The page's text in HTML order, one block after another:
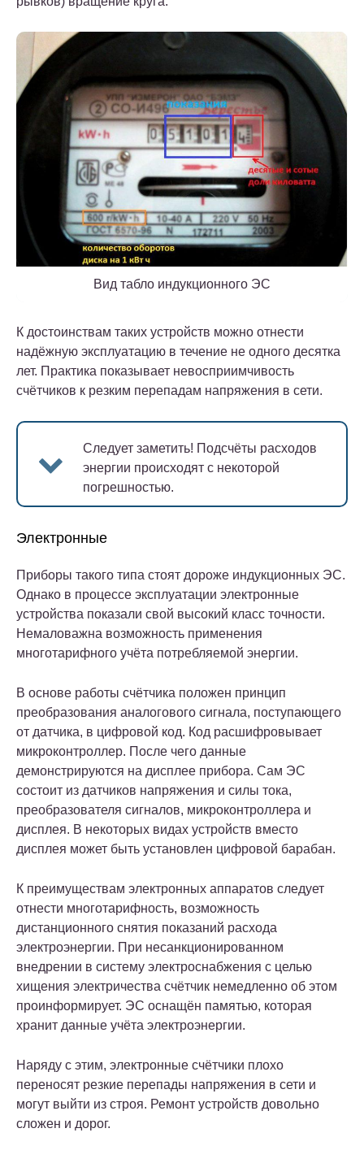
Вид табло индукционного ЭС
К достоинствам таких устройств можно отнести
надёжную эксплуатацию в течение не одного десятка
лет. Практика показывает невосприимчивость
счётчиков к резким перепадам напряжения в сети.
Следует заметить! Подсчёты расходов
энергии происходят с некоторой
погрешностью.
Электронные
Приборы такого типа стоят дороже индукционных ЭС.
Однако в процессе эксплуатации электронные
устройства показали свой высокий класс точности.
Немаловажна возможность применения
многотарифного учёта потребляемой энергии.
В основе работы счётчика положен принцип
преобразования аналогового сигнала, поступающего
от датчика, в цифровой код. Код расшифровывает
микроконтроллер. После чего данные
демонстрируются на дисплее прибора. Сам ЭС
состоит из датчиков напряжения и силы тока,
преобразователя сигналов, микроконтроллера и
дисплея. В некоторых видах устройств вместо
дисплея может быть установлен цифровой барабан.
К преимуществам электронных аппаратов следует
отнести многотарифность, возможность
дистанционного снятия показаний расхода
электроэнергии. При несанкционированном
внедрении в систему электроснабжения с целью
хищения электричества счётчик немедленно об этом
проинформирует. ЭС оснащён памятью, которая
хранит данные учёта электроэнергии.
Наряду с этим, электронные счётчики плохо
переносят резкие перепады напряжения в сети и
могут выйти из строя. Ремонт устройств довольно
сложен и дорог.